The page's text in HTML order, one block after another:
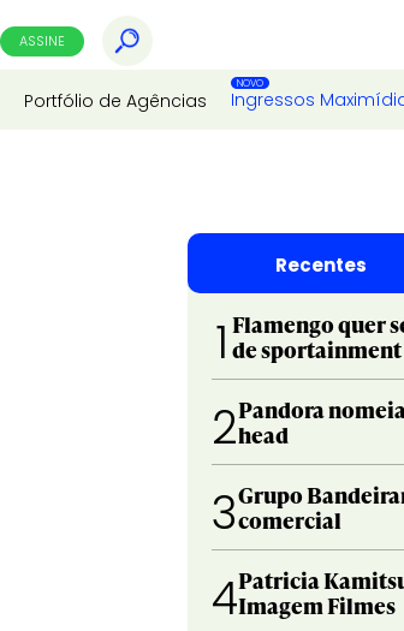
ASSINE
Portfólio de Agências Ingressos
Recentes
1 Flamengo quer
de sportainment
2Pandora
head
3Grupo
comercial
4Patricia
Imagem Filmes